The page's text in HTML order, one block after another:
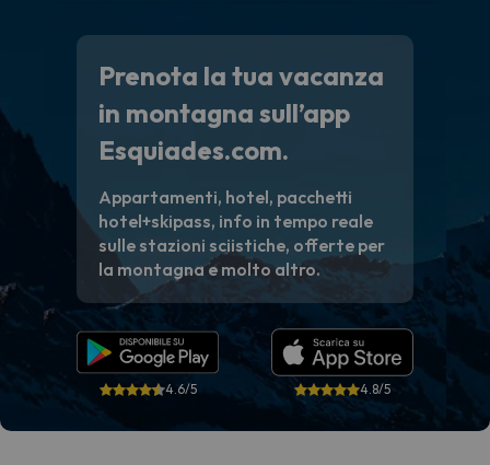
Prenota la tua vacanza
in montagna sull’app
Esquiades.com.
Appartamenti, hotel, pacchetti
hotel+skipass, info in tempo reale
sulle stazioni sciistiche, offerte per
la montagna e molto altro.
4.6/5 4.8/5